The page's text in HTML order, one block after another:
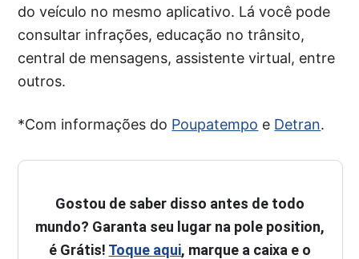
do veículo no mesmo aplicativo. Lá você pode
consultar infrações, educação no trânsito,
central de mensagens, assistente virtual, entre
outros.
*Com informações do Poupatempo e Detran.
Gostou de saber disso antes de todo
mundo? Garanta seu lugar na pole position,
é Grátis! Toque aqui, marque a caixa e o